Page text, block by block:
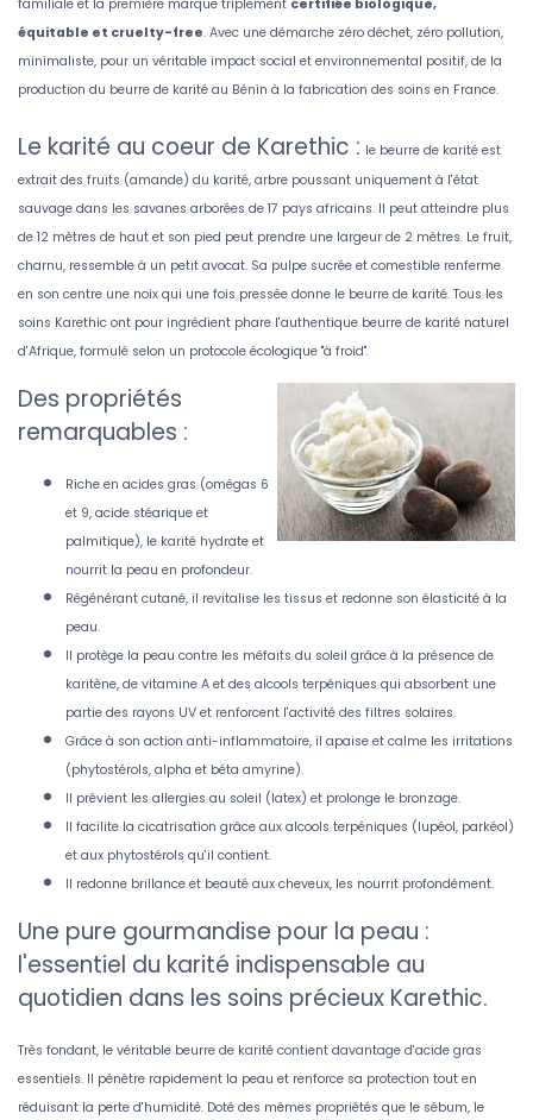
familiale et la première marque triplement certifiée biologique,
équitable et cruelty-free. Avec une démarche zéro déchet, zéro pollution,
minimaliste, pour un véritable impact social et environnemental positif, de la
production du beurre de karité au Bénin à la fabrication des soins en France.
Le karité au coeur de Karethic : le beurre de karité est
extrait des fruits (amande) du karité, arbre poussant uniquement à l'état
sauvage dans les savanes arborées de 17 pays africains. Il peut atteindre plus
de 12 mètres de haut et son pied peut prendre une largeur de 2 mètres. Le fruit,
charnu, ressemble à un petit avocat. Sa pulpe sucrée et comestible renferme
en son centre une noix qui une fois pressée donne le beurre de karité. Tous les
soins Karethic ont pour ingrédient phare l'authentique beurre de karité naturel
d'Afrique, formulé selon un protocole écologique "à froid".
Des propriétés
remarquables :
Riche en acides gras (omégas 6
et 9, acide stéarique et
palmitique), le karité hydrate et
nourrit la peau en profondeur.
Régénérant cutané, il revitalise les tissus et redonne son élasticité à la
peau.
Il protège la peau contre les méfaits du soleil grâce à la présence de
karitène, de vitamine A et des alcools terpéniques qui absorbent une
partie des rayons UV et renforcent l'activité des filtres solaires.
Grâce à son action anti-inflammatoire, il apaise et calme les irritations
(phytostérols, alpha et béta amyrine).
Il prévient les allergies au soleil (latex) et prolonge le bronzage.
Il facilite la cicatrisation grâce aux alcools terpéniques (lupéol, parkéol)
et aux phytostérols qu'il contient.
Il redonne brillance et beauté aux cheveux, les nourrit profondément.
Une pure gourmandise pour la peau :
l'essentiel du karité indispensable au
quotidien dans les soins précieux Karethic.
Très fondant, le véritable beurre de karité contient davantage d'acide gras
essentiels. Il pénètre rapidement la peau et renforce sa protection tout en
réduisant la perte d'humidité. Doté des mêmes propriétés que le sébum, le